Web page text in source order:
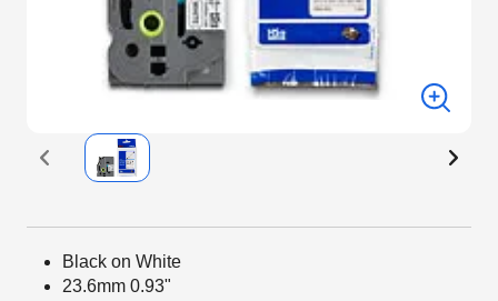
Black on White
23.6mm 0.93"